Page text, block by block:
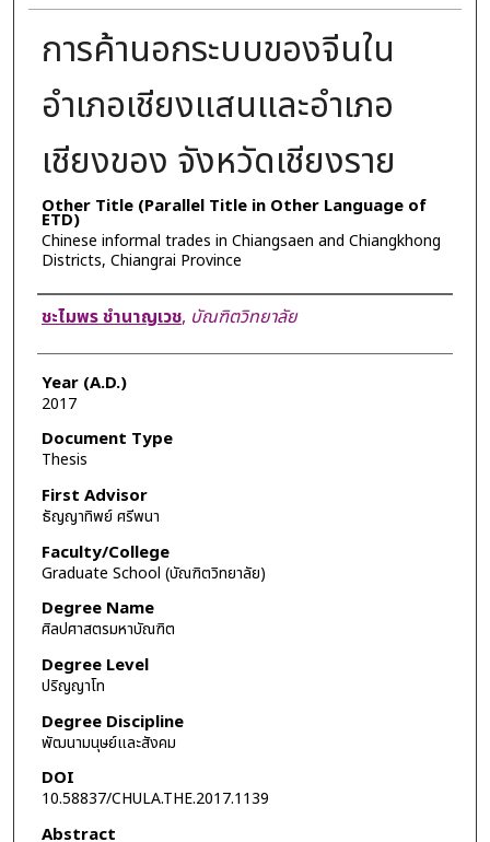
การค้านอกระบบของจีนใน
อำเภอเชียงแสนและอำเภอ
เชียงของ จังหวัดเชียงราย
Other Title (Parallel Title in Other Language of
ETD)
Chinese informal trades in Chiangsaen and Chiangkhong
Districts, Chiangrai Province
Author
ชะไมพร ชำนาญเวช, บัณฑิตวิทยาลัย
Year (A.D.)
2017
Document Type
Thesis
First Advisor
ธัญญาทิพย์ ศรีพนา
Faculty/College
Graduate School (บัณฑิตวิทยาลัย)
Degree Name
ศิลปศาสตรมหาบัณฑิต
Degree Level
ปริญญาโท
Degree Discipline
พัฒนามนุษย์และสังคม
DOI
10.58837/CHULA.THE.2017.1139
Abstract